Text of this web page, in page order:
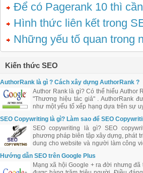
Để có Pagerank 10 thì
Hình thức liên kết trong
Những yếu tố quan trong
Kiến thức SEO
AuthorRank là gì ? Cách xây dựng AuthorRank ?
Author Rank là gì? Có thể hiểu Author
"Thương hiệu tác giả" . AuthorRank
như một yếu tố xếp hạng dựa trên sự
ảnh hưởng của tác giả bài viết đối
đồng.
SEO Copywriting là gì? Làm sao để SEO
SEO copywriting là gì? SEO
phương pháp biên tập xây dựng, phát
dung cho website và người làm công
được coi là SEO Copywriter. Tuy
biên tập nội dung cho website cần
trong việc bố trí từ khóa, mật độ từ khóa.
Hướng dẫn SEO trên Google Plus
Mạng xã hội Google + ra đời nhưng đã